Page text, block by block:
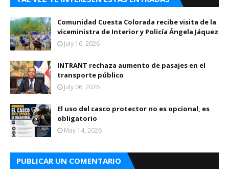
Comunidad Cuesta Colorada recibe visita de la
viceministra de Interior y Policía Ángela Jáquez
July 16, 2026
INTRANT rechaza aumento de pasajes en el
transporte público
July 06, 2026
El uso del casco protector no es opcional, es
obligatorio
May 14, 2026
PUBLICAR UN COMENTARIO